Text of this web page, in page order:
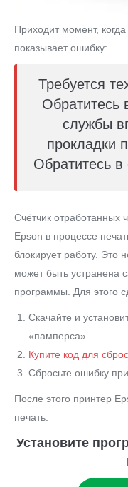
Приходит момент,
показывает ошибку:
Требуется
Обратитесь
службы
прокладки
Обратитесь
Счётчик отработанных
Epson в процессе
блокирует работу. Это
может быть устранена
программы. Для этого
Скачайте и
«памперса».
Купите код для
Сбросьте ошибку
После этого принтер
печать.
Установите